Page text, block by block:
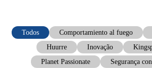
Todos Comportamiento al fuego
Huurre
Inovação
Planet Passionate
Segurança